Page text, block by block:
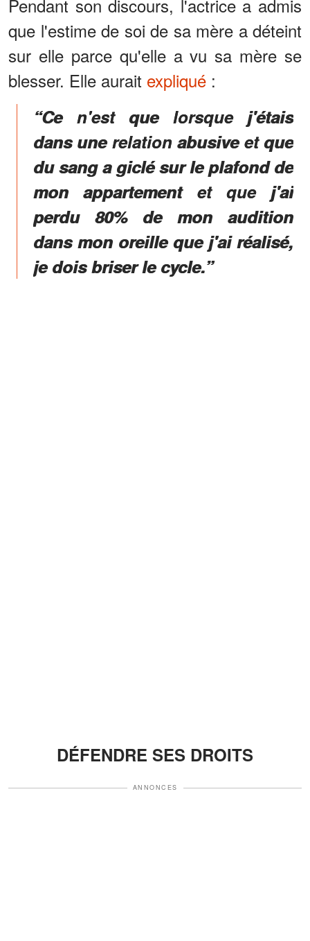
Pendant son discours, l'actrice a admis
que l'estime de soi de sa mère a déteint
sur elle parce qu'elle a vu sa mère se
blesser. Elle aurait expliqué :
“Ce n'est que lorsque j'étais
dans une relation abusive et que
du sang a giclé sur le plafond de
mon appartement et que j'ai
perdu 80% de mon audition
dans mon oreille que j'ai réalisé,
je dois briser le cycle.”
DÉFENDRE SES DROITS
ANNONCES